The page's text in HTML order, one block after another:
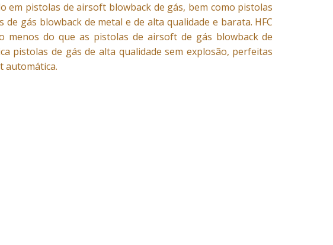
em pistolas de airsoft blowback de gás, bem como pistolas
gás blowback de metal e de alta qualidade e barata. HFC
menos do que as pistolas de airsoft de gás blowback de
pistolas de gás de alta qualidade sem explosão, perfeitas
automática.